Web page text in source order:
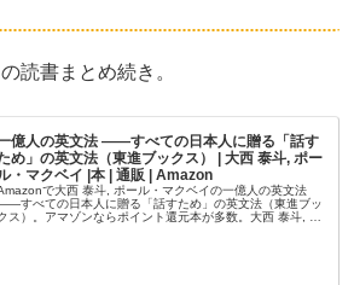
読書まとめ続き。
億人の英文法 ――すべての日本人に贈る「話す
め」の英文法（東進ブックス） | 大西 泰斗, ポー
・マクベイ |本 | 通販 | Amazon
で大西 泰斗, ポール・マクベイの一億人の英文法
すべての日本人に贈る「話すため」の英文法（東進ブッ
ス）。アマゾンならポイント還元本が多数。大西 泰斗, ポ